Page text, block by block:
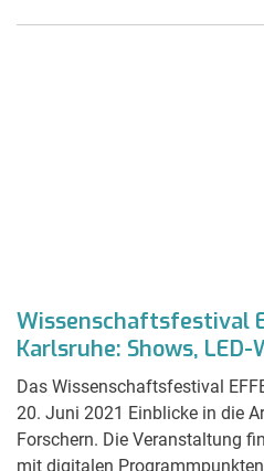
Wissenschaftsfestival
Karlsruhe: Shows,
Das Wissenschaftsfestival
20. Juni 2021 Einblicke in die
Forschern. Die Veranstaltung
mit digitalen